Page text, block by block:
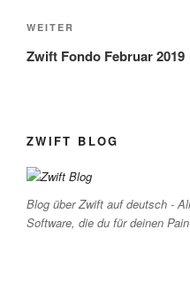
Nächster
Beitrag
WEITER
Zwift Fondo Februar 2019
ZWIFT BLOG
Blog über Zwift auf deutsch -
Software, die du für deinen